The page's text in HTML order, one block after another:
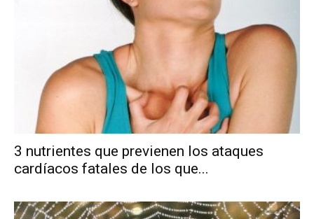
3 nutrientes que previenen los ataques
cardíacos fatales de los que...